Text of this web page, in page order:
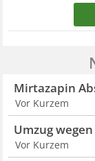
Mirtazapin
Vor Kurzem
Umzug
Vor Kurzem